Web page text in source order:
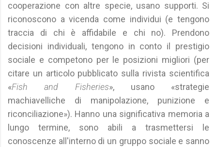
cooperazione con altre specie, usano supporti. Si
riconoscono a vicenda come individui (e tengono
traccia di chi è affidabile e chi no). Prendono
decisioni individuali, tengono in conto il prestigio
sociale e competono per le posizioni migliori (per
citare un articolo pubblicato sulla rivista scientifica
«Fish and Fisheries», usano «strategie
machiavelliche di manipolazione, punizione e
riconciliazione»). Hanno una significativa memoria a
lungo termine, sono abili a trasmettersi le
conoscenze all'interno di un gruppo sociale e sanno